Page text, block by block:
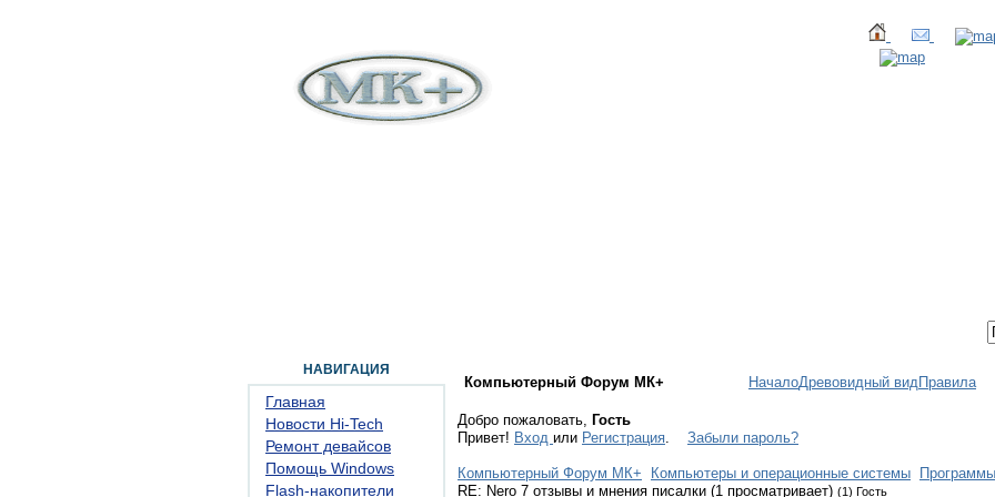
НАВИГАЦИЯ
Главная
Новости Hi-Tech
Ремонт девайсов
Помощь Windows
Flash-накопители
Компьютерный Форум МК+ НачалоДревовидный видПравила
Добро пожаловать, Гость
Привет! Вход или Регистрация. Забыли пароль?
Компьютерный Форум МК+ Компьютеры и операционные системы
Программы
RE: Nero 7 отзывы и мнения писалки (1 просматривает) (1) Гость